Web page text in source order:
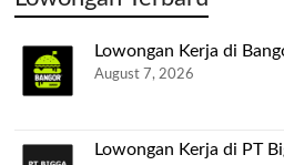
Lowongan Kerja di
August 7, 2026
Lowongan Kerja di PT